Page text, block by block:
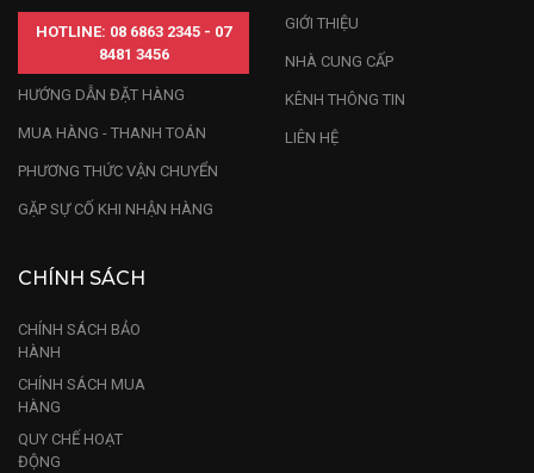
HOTLINE: 08 6863 2345 - 07
8481 3456
HƯỚNG DẪN ĐẶT HÀNG
MUA HÀNG - THANH TOÁN
PHƯƠNG THỨC VẬN CHUYỂN
GẶP SỰ CỐ KHI NHẬN HÀNG
GIỚI THIỆU
NHÀ CUNG CẤP
KÊNH THÔNG TIN
LIÊN HỆ
CHÍNH SÁCH
CHÍNH SÁCH BẢO
HÀNH
CHÍNH SÁCH MUA
HÀNG
QUY CHẾ HOẠT
ĐỘNG